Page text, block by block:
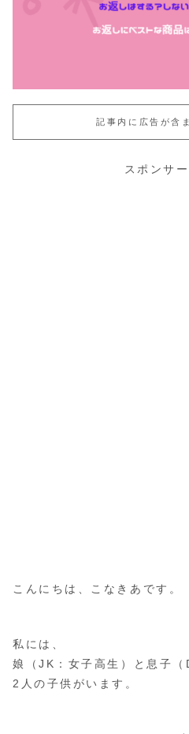
記事内に広告が含
スポンサ
こんにちは、こなきあです。
私には、
娘（JK：女子高生）と息子（
2人の子供がいます。